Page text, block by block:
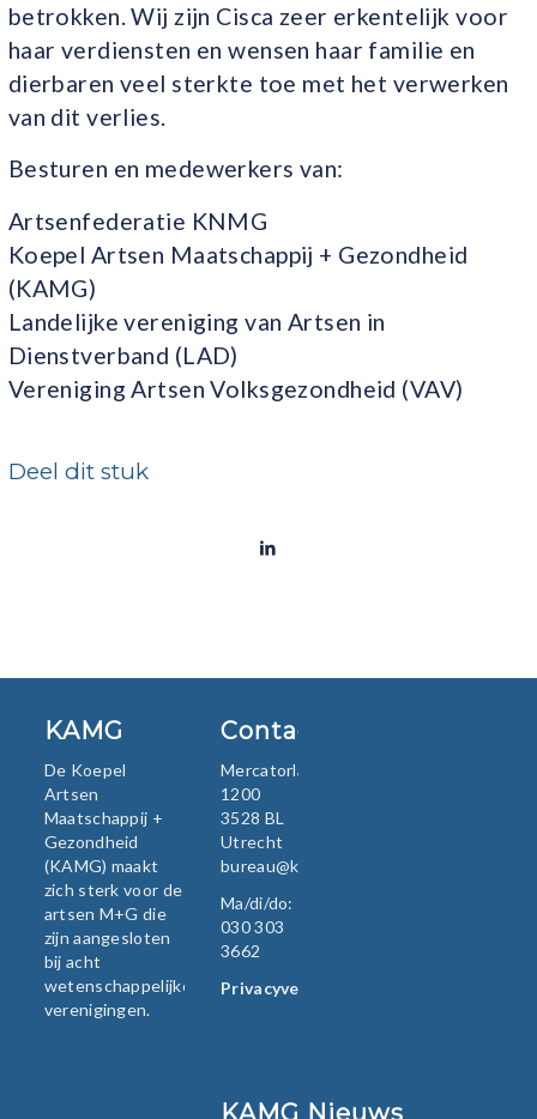
betrokken. Wij zijn Cisca zeer erkentelijk voor
haar verdiensten en wensen haar familie en
dierbaren veel sterkte toe met het verwerken
van dit verlies.
Besturen en medewerkers van:
Artsenfederatie KNMG
Koepel Artsen Maatschappij + Gezondheid
(KAMG)
Landelijke vereniging van Artsen in
Dienstverband (LAD)
Vereniging Artsen Volksgezondheid (VAV)
Deel dit stuk
KAMG
De Koepel
Artsen
Maatschappij +
Gezondheid
(KAMG) maakt
zich sterk voor de
artsen M+G die
zijn aangesloten
bij acht
wetenschappelijke
verenigingen.
Contact
Mercatorlaan
1200
3528 BL
Utrecht
bureau@kamg.nl
Ma/di/do:
030 303
3662
Privacyverklaring
KAMG Nieuws